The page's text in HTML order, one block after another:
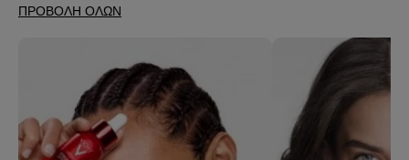
ΠΡΟΒΟΛΗ ΟΛΩΝ